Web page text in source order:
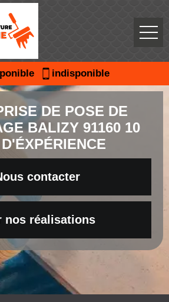
indisponible
DE POSE DE
BALIZY 91160 10
contacter
nos réalisations